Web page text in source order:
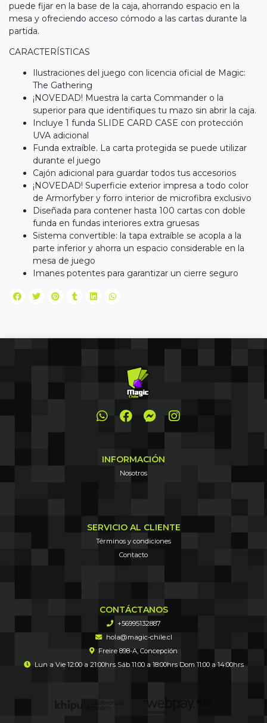
puede fijar en la base de la caja, ahorrando espacio en la
mesa y ofreciendo acceso cómodo a las cartas durante la
partida.
CARACTERÍSTICAS
Ilustraciones del juego con licencia oficial de Magic:
The Gathering
¡NOVEDAD! Muestra la carta Commander o la
superior para que identifiques tu mazo sin abrir la caja.
Incluye 1 funda SLIDE CARD CASE con protección
UVA adicional
Funda extraíble. La carta protegida se puede utilizar
durante el juego
Cajón adicional para guardar todos tus accesorios
¡NOVEDAD! Superficie exterior impresa a todo color
de Armorfyber y forro interior de microfibra exclusivo
Diseñada para contener hasta 100 cartas con doble
funda en fundas interiores extra gruesas
Sistema convertible: la tapa extraíble se acopla a la
parte inferior y ahorra un espacio considerable en la
mesa de juego
Imanes potentes para garantizar un cierre seguro
INFORMACIÓN
Nosotros
SERVICIO AL CLIENTE
Términos y condiciones
Contacto
CONTÁCTANOS
+56995132887
hola@magic-chile.cl
Freire 898-A, Concepción
Lun a Vie 12:00 a 21:00hrs Sáb 11:00 a 18:00hrs Dom 11:00 a 14:00hrs